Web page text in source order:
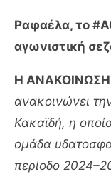
Ραφαέλα, το
αγωνιστική
Η
ανακοινώνει
Κακαϊδή, η
ομάδα
περίοδο